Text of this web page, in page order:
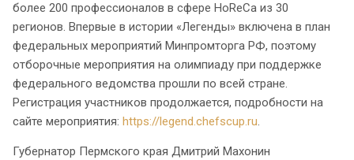
более 200 профессионалов в сфере HoReCa из 30
регионов. Впервые в истории «Легенды» включена в план
федеральных мероприятий Минпромторга РФ, поэтому
отборочные мероприятия на олимпиаду при поддержке
федерального ведомства прошли по всей стране.
Регистрация участников продолжается, подробности на
сайте мероприятия: https://legend.chefscup.ru
Губернатор Пермского края Дмитрий Махонин